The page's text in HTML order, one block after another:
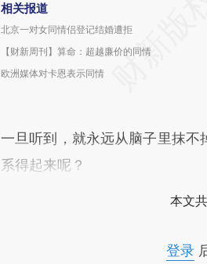
相关报道
北京一对女同情侣登记结婚遭拒
【财新周刊】算命：超越廉价的同情
欧洲媒体对卡恩表示同情
一旦听到，就永远从脑子里抹不
系得起来呢？
本文
登录